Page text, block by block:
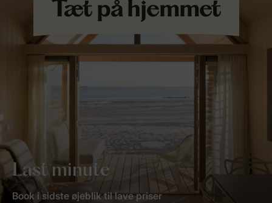
Last minute
Book i sidste øjeblik til lave priser